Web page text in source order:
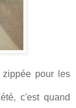
pour les
c'est quand